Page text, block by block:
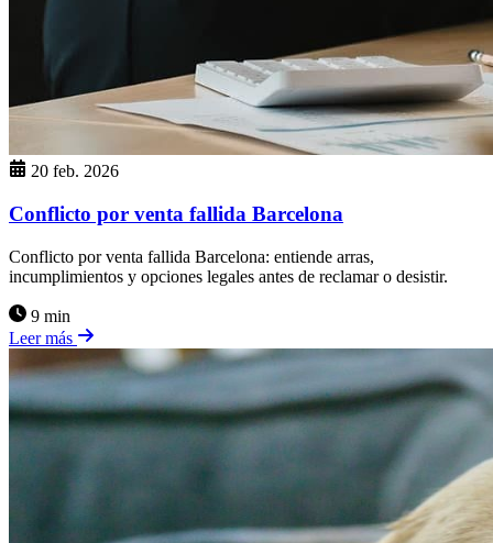
20 feb. 2026
Conflicto por venta fallida Barcelona
Conflicto por venta fallida Barcelona: entiende arras,
incumplimientos y opciones legales antes de reclamar o desistir.
9 min
Leer más